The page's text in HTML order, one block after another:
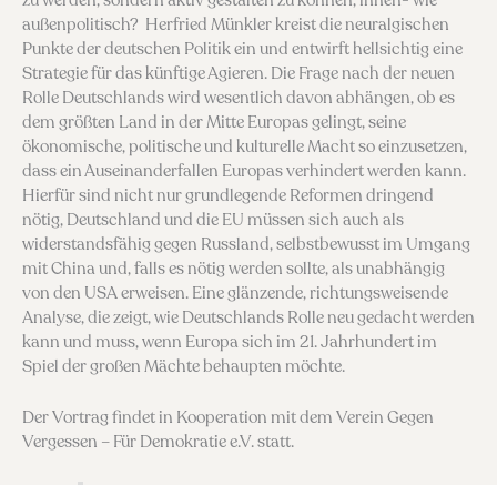
außenpolitisch? Herfried Münkler kreist die neuralgischen
Punkte der deutschen Politik ein und entwirft hellsichtig eine
Strategie für das künftige Agieren. Die Frage nach der neuen
Rolle Deutschlands wird wesentlich davon abhängen, ob es
dem größten Land in der Mitte Europas gelingt, seine
ökonomische, politische und kulturelle Macht so einzusetzen,
dass ein Auseinanderfallen Europas verhindert werden kann.
Hierfür sind nicht nur grundlegende Reformen dringend
nötig, Deutschland und die EU müssen sich auch als
widerstandsfähig gegen Russland, selbstbewusst im Umgang
mit China und, falls es nötig werden sollte, als unabhängig
von den USA erweisen. Eine glänzende, richtungsweisende
Analyse, die zeigt, wie Deutschlands Rolle neu gedacht werden
kann und muss, wenn Europa sich im 21. Jahrhundert im
Spiel der großen Mächte behaupten möchte.
Der Vortrag findet in Kooperation mit dem Verein Gegen
Vergessen – Für Demokratie e.V. statt.